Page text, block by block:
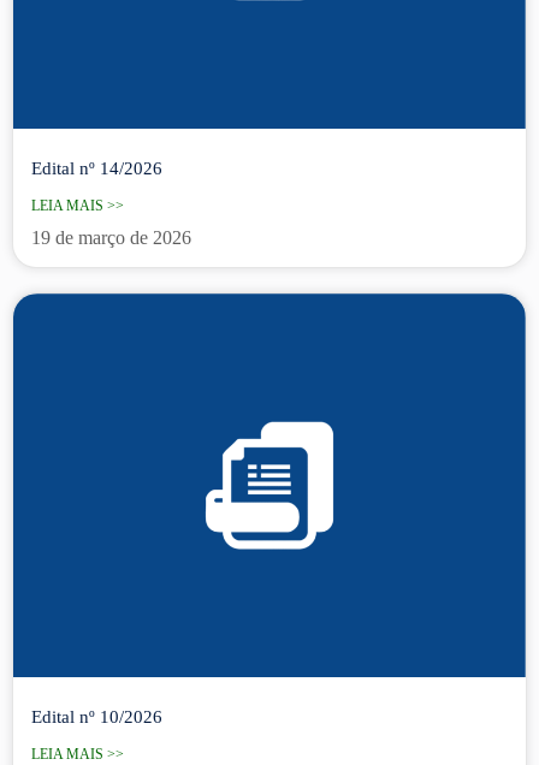
Edital nº 14/2026
LEIA MAIS >>
19 de março de 2026
Edital nº 10/2026
LEIA MAIS >>